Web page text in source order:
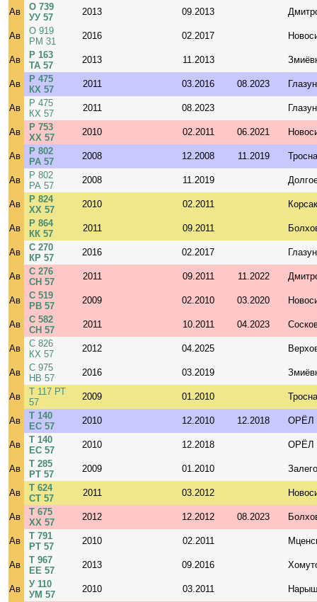
Ав
О 739
УУ 57
2013 09.2013
Ав
О 919
РМ 31
2016 02.2017
Ав
Р 163
ТА 57
2013 11.2013
Ав
Р 475
КХ 57
2011 03.2016 08.2023
Ав
Р 475
КХ 57
2011 08.2023
Ав
Р 753
ХХ 57
2010 02.2011 06.2021
Ав
Р 802
РА 57
2008 12.2008 11.2019 Тросна
Ав
Р 802
РА 57
2008 11.2019
Ав
Р 824
ХХ 57
2010 02.2011
Ав
Р 864
КК 57
2011 09.2011
Ав
С 270
КР 57
2016 02.2017
Ав
С 276
СН 57
2011 09.2011 11.2022
Ав
С 519
РВ 57
2009 02.2010 03.2020
Ав
С 582
СН 57
2011 10.2011 04.2023
Ав
С 826
КХ 57
2012 04.2025
Ав
С 975
НВ 57
2016 03.2019
Ав
Т 117 РТ
57
2009 01.2010 Тросна
Ав
Т 140
ЕС 57
2010 12.2010 12.2018 ОРЁЛ
Ав
Т 140
ЕС 57
2010 12.2018 ОРЁЛ
Ав
Т 285
РТ 57
2009 01.2010
Ав
Т 624
СТ 57
2011 03.2012
Ав
Т 675
ХХ 57
2012 12.2012 08.2023
Ав
Т 791
РТ 57
2010 02.2011
Ав
Т 967
ЕЕ 57
2013 09.2016
Ав
У 110
УМ 57
2010 03.2011